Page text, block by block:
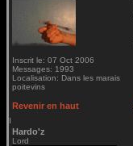
Inscrit le: 07 Oct 2006
Messages: 1993
Localisation: Dans les marais
poitevins
Revenir en haut
Hardo'z
Lord